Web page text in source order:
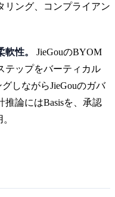
リング、コンプライアン
性。
JieGouのBYOM
テップをバーティカル
しながらJieGouのガバ
論にはBasisを、承認